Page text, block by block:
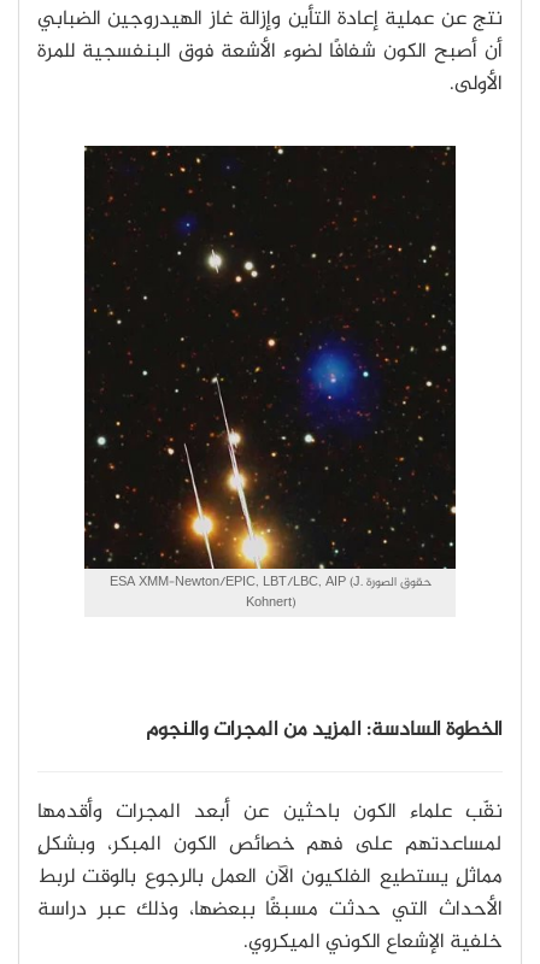
نتج عن عملية إعادة التأين وإزالة غاز الهيدروجين الضبابي
أن أصبح الكون شفافًا لضوء الأشعة فوق البنفسجية للمرة
الأولى.
حقوق الصورة ESA XMM-Newton/EPIC, LBT/LBC, AIP (J.
Kohnert)
الخطوة السادسة: المزيد من المجرات والنجوم
نقّب علماء الكون باحثين عن أبعد المجرات وأقدمها
لمساعدتهم على فهم خصائص الكون المبكر، وبشكلٍ
مماثلٍ يستطيع الفلكيون الآن العمل بالرجوع بالوقت لربط
الأحداث التي حدثت مسبقًا ببعضها، وذلك عبر دراسة
خلفية الإشعاع الكوني الميكروي.